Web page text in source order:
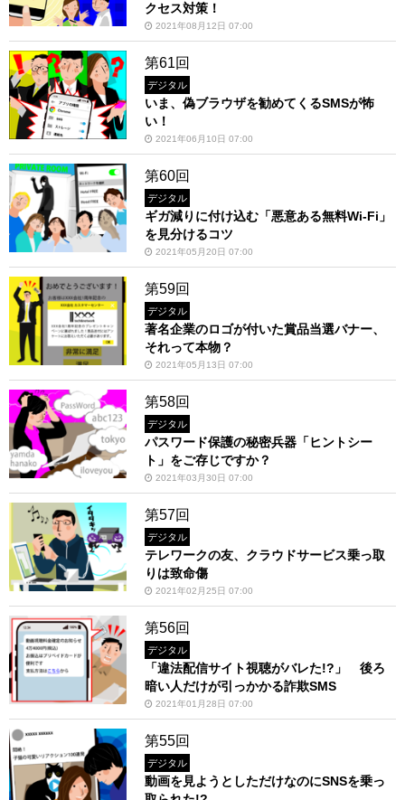
クセス対策！
2021年08月12日 07:00
第61回
デジタル
いま、偽ブラウザを勧めてくるSMSが怖
い！
2021年06月10日 07:00
第60回
デジタル
ギガ減りに付け込む「悪意ある無料Wi-Fi」
を見分けるコツ
2021年05月20日 07:00
第59回
デジタル
著名企業のロゴが付いた賞品当選バナー、
それって本物？
2021年05月13日 07:00
第58回
デジタル
パスワード保護の秘密兵器「ヒントシー
ト」をご存じですか？
2021年03月30日 07:00
第57回
デジタル
テレワークの友、クラウドサービス乗っ取
りは致命傷
2021年02月25日 07:00
第56回
デジタル
「違法配信サイト視聴がバレた!?」 後ろ
暗い人だけが引っかかる詐欺SMS
2021年01月28日 07:00
第55回
デジタル
動画を見ようとしただけなのにSNSを乗っ